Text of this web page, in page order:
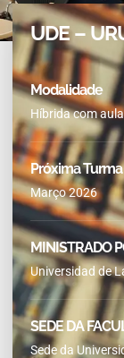
UDE –
Modalidade
Híbrida com
Próxima Turma
Março 2026
MINISTRADO
Universidad de
SEDE DA
Sede da